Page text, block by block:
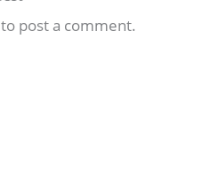
to post a comment.